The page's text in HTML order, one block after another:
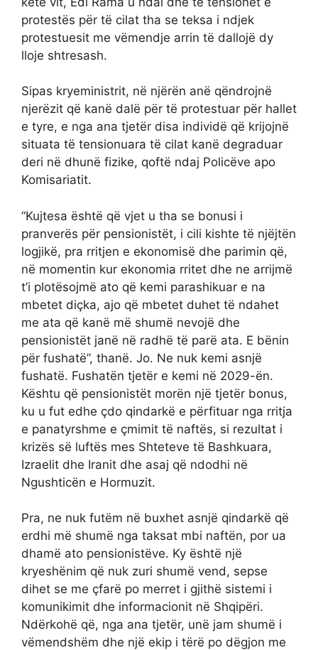
protestës për të cilat tha se teksa i ndjek
protestuesit me vëmendje arrin të dallojë dy
lloje shtresash.
Sipas kryeministrit, në njërën anë qëndrojnë
njerëzit që kanë dalë për të protestuar për hallet
e tyre, e nga ana tjetër disa individë që krijojnë
situata të tensionuara të cilat kanë degraduar
deri në dhunë fizike, qoftë ndaj Policëve apo
Komisariatit.
“Kujtesa është që vjet u tha se bonusi i
pranverës për pensionistët, i cili kishte të njëjtën
logjikë, pra rritjen e ekonomisë dhe parimin që,
në momentin kur ekonomia rritet dhe ne arrijmë
t’i plotësojmë ato që kemi parashikuar e na
mbetet diçka, ajo që mbetet duhet të ndahet
me ata që kanë më shumë nevojë dhe
pensionistët janë në radhë të parë ata. E bënin
për fushatë”, thanë. Jo. Ne nuk kemi asnjë
fushatë. Fushatën tjetër e kemi në 2029-ën.
Kështu që pensionistët morën një tjetër bonus,
ku u fut edhe çdo qindarkë e përfituar nga rritja
e panatyrshme e çmimit të naftës, si rezultat i
krizës së luftës mes Shteteve të Bashkuara,
Izraelit dhe Iranit dhe asaj që ndodhi në
Ngushticën e Hormuzit.
Pra, ne nuk futëm në buxhet asnjë qindarkë që
erdhi më shumë nga taksat mbi naftën, por ua
dhamë ato pensionistëve. Ky është një
kryeshënim që nuk zuri shumë vend, sepse
dihet se me çfarë po merret i gjithë sistemi i
komunikimit dhe informacionit në Shqipëri.
Ndërkohë që, nga ana tjetër, unë jam shumë i
vëmendshëm dhe një ekip i tërë po dëgjon me